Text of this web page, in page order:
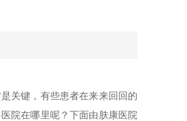
关键，有些患者在来来回回的
院在哪里呢？下面由肤康医院